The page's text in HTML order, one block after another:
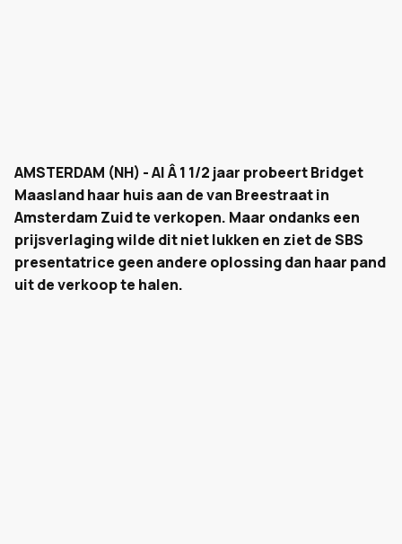
AMSTERDAM (NH) - Al Â 1 1/2 jaar probeert Bridget
Maasland haar huis aan de van Breestraat in
Amsterdam Zuid te verkopen. Maar ondanks een
prijsverlaging wilde dit niet lukken en ziet de SBS
presentatrice geen andere oplossing dan haar pand
uit de verkoop te halen.